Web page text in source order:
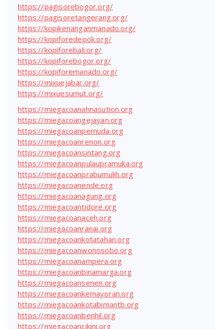
https://pagisorebogor.org/
https://pagisoretangerang.org/
https://kopikenanganmanado.org/
https://kopiforedepok.org/
https://kopiforebali.org/
https://kopiforebogor.org/
https://kopiforemanado.org/
https://mixuejabar.org/
https://mixuesumut.org/
https://miegacoanahnasution.org
https://miegacoangejayan.org
https://miegacoanpemuda.org
https://miegacoanrenon.org
https://miegacoansintang.org
https://miegacoanpulaupramuka.org
https://miegacoanprabumulih.org
https://miegacoanende.org
https://miegacoanagung.org
https://miegacoantidore.org
https://miegacoanaceh.org
https://miegacoanranai.org
https://miegacoankotatahan.org
https://miegacoanwonosobo.org
https://miegacoanampera.org
https://miegacoanbinamarga.org
https://miegacoansenen.org
https://miegacoankemayoran.org
https://miegacoankotabimantb.org
https://miegacoanbenhil.org
https://miegacoancikini.org